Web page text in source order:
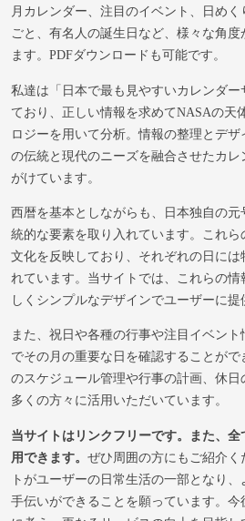
月カレンダー、注目のイベント、日め
ごと、有名人の誕生日など、様々な角
ます。PDFダウンロードも可能です。
私達は「日本で最も見やすいカレンダ
ており、正しい情報を求めてNASAの天
ロジーを用いて分析。情報の整理とデ
の伝統と現代のニーズを融合させたカ
がけています。
西暦を基本としながらも、日本独自の
統的な要素を取り入れています。これら
文化を反映しており、それぞれの日に
れています。当サイトでは、これらの
しくシンプルなデザインでユーザーに提
また、祝日や各種の行事や注目イベン
でその月の重要な日を確認することが
のスケジュール管理や行事の計画、休日
多くの方々に活用いただいています。
当サイトはリンクフリーです。また、全
用できます。 ぜひ周囲の方にもご紹介
トがユーザーの日常生活の一部となり
手伝いができることを願っています。